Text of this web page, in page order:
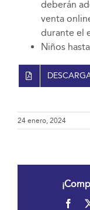
deberán
venta
durante el
Niños
24 enero, 2024